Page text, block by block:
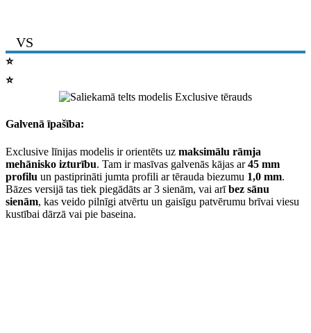
VS
⭐
⭐
Galvenā īpašība:
Exclusive līnijas modelis ir orientēts uz maksimālu rāmja
mehānisko izturību. Tam ir masīvas galvenās kājas ar45 mm
profilu un pastiprināti jumta profili ar tērauda biezumu 1,0 mm.
Bāzes versijā tas tiek piegādāts ar 3 sienām, vai arībez sānu
sienām, kas veido pilnīgi atvērtu un gaisīgu patvērumu brīvai viesu
kustībai dārzā vai pie baseina.